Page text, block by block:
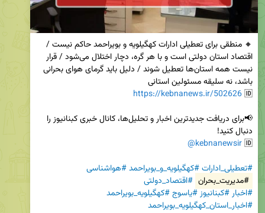
🆔
https://kebnanews.ir/502626
🆔
@kebnanewsir
#تعطیلی_ادارات#کهگیلویه_و_بویراحمد#هواشناسی
#مدیریت_بحران #اقتصاد_دولتی
#اخبار#کبنانیوز#یاسوج#کهگیلویه_بویراحمد
#اخبار_استان_کهگیلویه_بویراحمد